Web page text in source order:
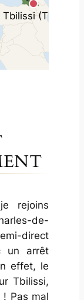
rejoins
de-
direct
un arrêt
effet, le
Tbilissi,
! Pas mal